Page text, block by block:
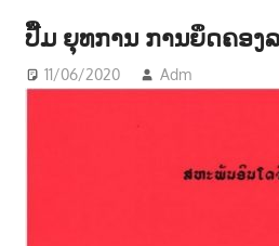
ແ
ລ
ະ
ປື້ມ ຍຸທການ ການຍຶດຄອງ
11/06/2020 Adm